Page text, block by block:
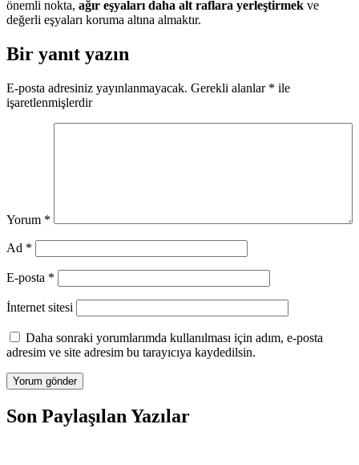
önemli nokta, ağır eşyaları daha alt raflara yerleştirmek ve
değerli eşyaları koruma altına almaktır.
Bir yanıt yazın
E-posta adresiniz yayınlanmayacak. Gerekli alanlar * ile
işaretlenmişlerdir
Yorum *
Ad *
E-posta *
İnternet sitesi
Daha sonraki yorumlarımda kullanılması için adım, e-posta
adresim ve site adresim bu tarayıcıya kaydedilsin.
Son Paylaşılan Yazılar